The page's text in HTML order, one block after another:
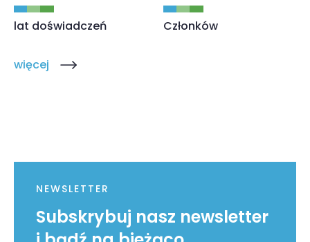
lat doświadczeń Członków
więcej
NEWSLETTER
Subskrybuj nasz newsletter